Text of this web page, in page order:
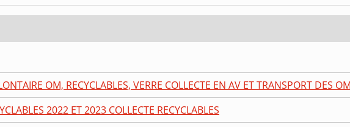
OM, RECYCLABLES, VERRE COLLECTE EN AV ET TRANSPORT DES OM
2022 ET 2023 COLLECTE RECYCLABLES